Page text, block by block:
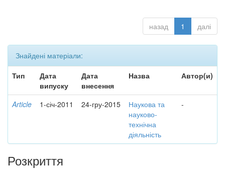
назад 1 далі
Знайдені матеріали:
Тип
Дата
випуску
Дата
внесення
Назва Автор(и)
Article 1-січ-2011 24-гру-2015
Наукова та
науково-
технічна
діяльність
-
Розкриття